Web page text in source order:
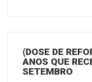
(DOSE DE
ANOS QUE
SETEMBRO